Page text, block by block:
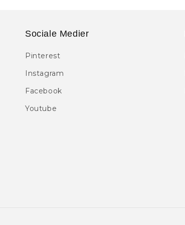
Sociale Medier
Pinterest
Instagram
Facebook
Youtube